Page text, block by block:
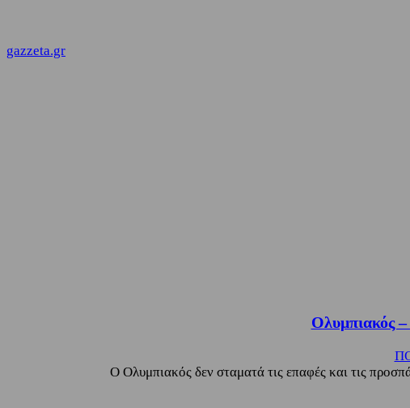
gazzeta.gr
Ολυμπιακός
Ο Ολυμπιακός δεν σταματά τις επαφές και τις